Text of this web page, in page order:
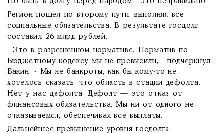
Но быть в долгу перед народом - это неправильно.
Регион пошел по второму пути, выполняя все
социальные обязательства. В результате госдолг
составил 26 млрд рублей.
- Это в разрешенном нормативе. Норматив по
Бюджетному кодексу мы не превысили, - подчеркнул
Бакин. - Мы не банкроты, как бы кому-то не
хотелось сказать, что область в стадии дефолта.
Нет у нас дефолта. Дефолт — это отказ от
финансовых обязательства. Мы ни от одного не
отказываемся, обеспечивая все выплаты.
Дальнейшее превышение уровня госдолга